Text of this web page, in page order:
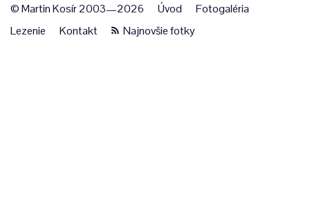
© Martin Kosír 2003—2026 Úvod
Fotogaléria
Lezenie
Kontakt Najnovšie fotky